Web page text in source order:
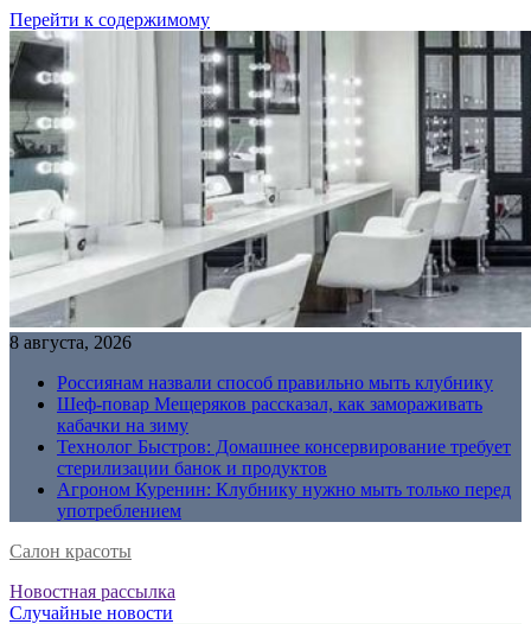
Перейти к содержимому
8 августа, 2026
Россиянам назвали способ правильно мыть клубнику
Шеф-повар Мещеряков рассказал, как замораживать
кабачки на зиму
Технолог Быстров: Домашнее консервирование требует
стерилизации банок и продуктов
Агроном Куренин: Клубнику нужно мыть только перед
употреблением
Салон красоты
Новостная рассылка
Случайные новости